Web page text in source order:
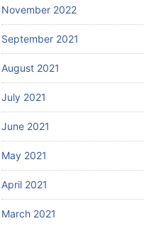
November 2022
September 2021
August 2021
July 2021
June 2021
May 2021
April 2021
March 2021